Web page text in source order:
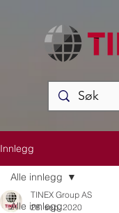
Innlegg
Alle innlegg
Alle innlegg
TINEX Group AS
28. sep. 2020